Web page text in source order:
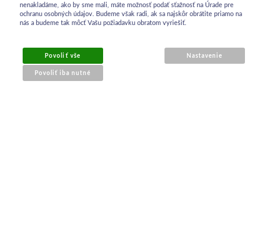
nenakladáme, ako by sme mali, máte možnosť podať sťažnosť na Úrade pre
ochranu osobných údajov. Budeme však radi, ak sa najskôr obrátite priamo na
nás a budeme tak môcť Vašu požiadavku obratom vyriešiť.
Povoliť vše
Povoliť iba nutné
Nastavenie